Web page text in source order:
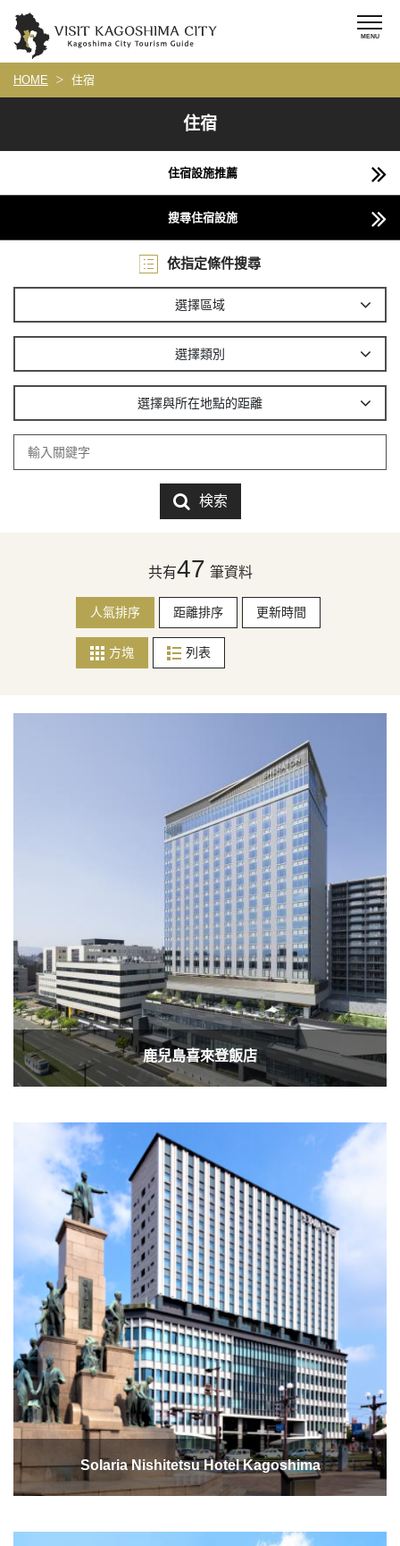
HOME 住宿
住宿
住宿設施推薦
搜尋住宿設施
依指定條件搜尋
選擇區域
選擇類別
選擇與所在地點的距離
検索
共有47 筆資料
人氣排序 距離排序 更新時間
方塊 列表
鹿兒島喜來登飯店
Solaria Nishitetsu Hotel Kagoshima